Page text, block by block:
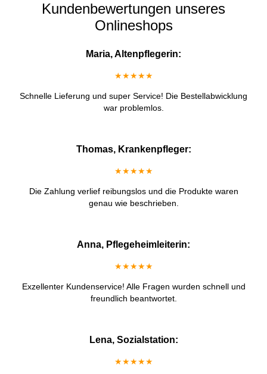
Kundenbewertungen unseres
Onlineshops
Maria, Altenpflegerin:
★★★★★
Schnelle Lieferung und super Service! Die Bestellabwicklung
war problemlos.
Thomas, Krankenpfleger:
★★★★★
Die Zahlung verlief reibungslos und die Produkte waren
genau wie beschrieben.
Anna, Pflegeheimleiterin:
★★★★★
Exzellenter Kundenservice! Alle Fragen wurden schnell und
freundlich beantwortet.
Lena, Sozialstation:
★★★★★